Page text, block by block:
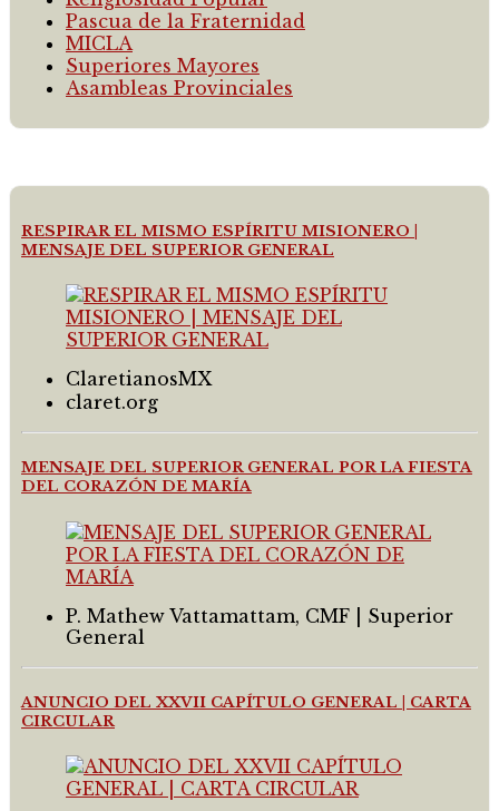
Pascua de la Fraternidad
MICLA
Superiores Mayores
Asambleas Provinciales
RESPIRAR EL MISMO ESPÍRITU MISIONERO |
MENSAJE DEL SUPERIOR GENERAL
ClaretianosMX
claret.org
MENSAJE DEL SUPERIOR GENERAL POR LA FIESTA
DEL CORAZÓN DE MARÍA
P. Mathew Vattamattam, CMF | Superior
General
ANUNCIO DEL XXVII CAPÍTULO GENERAL | CARTA
CIRCULAR